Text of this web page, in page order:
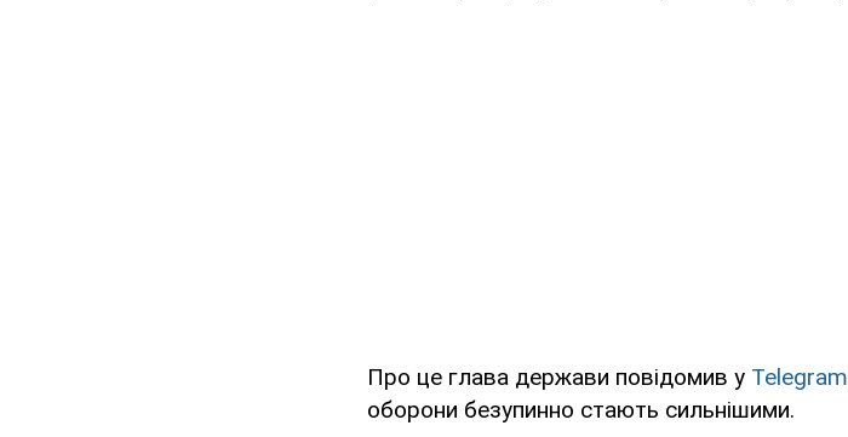
Про це глава держави повідомив у Telegram
оборони безупинно стають сильнішими.